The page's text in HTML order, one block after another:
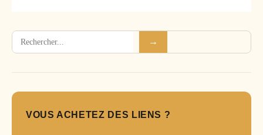
Rechercher →
VOUS ACHETEZ DES LIENS ?